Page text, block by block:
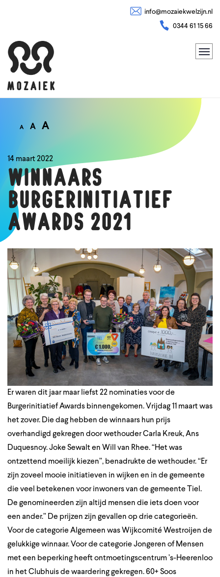
info@mozaiekwelzijn.nl
0344 61 15 66
A A A
14 maart 2022
WINNAARS
BURGERINITIATIEF
AWARDS 2021
Er waren dit jaar maar liefst 22 nominaties voor de
Burgerinitiatief Awards binnengekomen. Vrijdag 11 maart was
het zover. Die dag hebben de winnaars hun prijs
overhandigd gekregen door wethouder Carla Kreuk, Ans
Duquesnoy. Joke Sewalt en Will van Rhee. “Het was
ontzettend moeilijk kiezen”, benadrukte de wethouder. “Er
zijn zoveel mooie initiatieven in wijken en in de gemeente
die veel betekenen voor inwoners van de gemeente Tiel.
De genomineerden zijn altijd mensen die iets doen voor
een ander.” De prijzen zijn gevallen op drie categorieën.
Voor de categorie Algemeen was Wijkcomité Westroijen de
gelukkige winnaar. Voor de categorie Jongeren of Mensen
met een beperking heeft ontmoetingscentrum ’s-Heerenloo
in het Clubhuis de waardering gekregen. 60+ Soos